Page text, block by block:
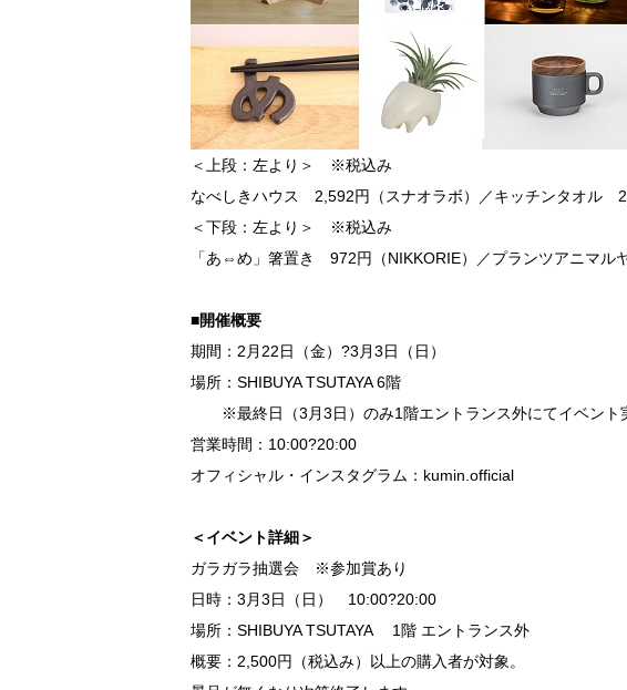
＜上段：左より＞ ※税込み
なべしきハウス 2,592円（スナオラボ）／キッチンタオル
＜下段：左より＞ ※税込み
「あ⇔め」箸置き 972円（NIKKORIE）／プランツアニマ
■開催概要
期間：2月22日（金）?3月3日（日）
場所：SHIBUYA TSUTAYA 6階
※最終日（3月3日）のみ1階エントランス外にてイベント
営業時間：10:00?20:00
オフィシャル・インスタグラム：kumin.official
＜イベント詳細＞
ガラガラ抽選会 ※参加賞あり
日時：3月3日（日） 10:00?20:00
場所：SHIBUYA TSUTAYA 1階 エントランス外
概要：2,500円（税込み）以上の購入者が対象。